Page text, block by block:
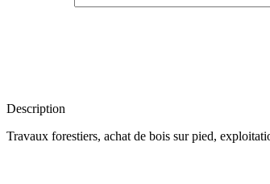
Description
Travaux forestiers, achat de bois sur pied,